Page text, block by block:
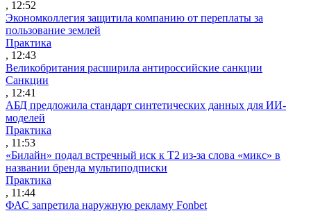
, 12:52
Экономколлегия защитила компанию от переплаты за
пользование землей
Практика
, 12:43
Великобритания расширила антироссийские санкции
Санкции
, 12:41
АБД предложила стандарт синтетических данных для ИИ-
моделей
Практика
, 11:53
«Билайн» подал встречный иск к Т2 из-за слова «микс» в
названии бренда мультиподписки
Практика
, 11:44
ФАС запретила наружную рекламу Fonbet